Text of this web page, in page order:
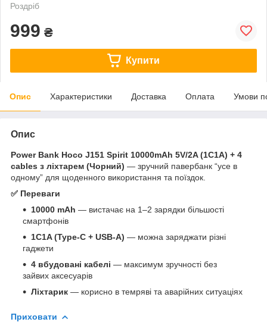
Роздріб
999 ₴
Купити
Опис Характеристики Доставка Оплата Умови
Опис
Power Bank Hoco J151 Spirit 10000mAh 5V/2A (1C1A) + 4
cables з ліхтарем (Чорний) — зручний павербанк “усе в
одному” для щоденного використання та поїздок.
✅ Переваги
10000 mAh — вистачає на 1–2 зарядки більшості
смартфонів
1C1A (Type-C + USB-A) — можна заряджати різні
гаджети
4 вбудовані кабелі — максимум зручності без
зайвих аксесуарів
Ліхтарик — корисно в темряві та аварійних ситуаціях
Приховати